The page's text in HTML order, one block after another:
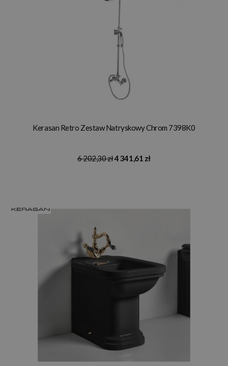
Kerasan Retro Zestaw Natryskowy Chrom 7398K0
6 202,30 zł4 341,61 zł